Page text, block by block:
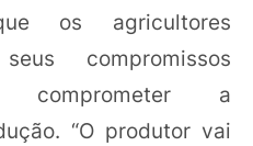
os agricultores
compromissos
comprometer a
“O produtor vai